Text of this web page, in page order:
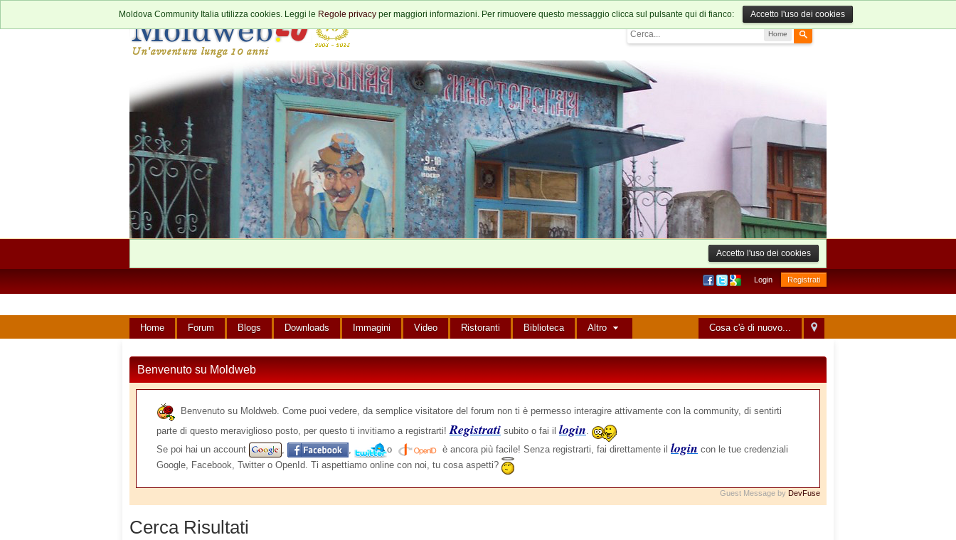
Home
Moldova Community Italia utilizza cookies. Leggi le Regole privacy per maggiori informazioni. Per rimuovere questo messaggio clicca sul pulsante qui di fianco: Accetto l'uso dei cookies
Accetto l'uso dei cookies
Login Registrati
Cosa c'è di nuovo...
Home Forum Blogs Downloads Immagini Video Ristoranti Biblioteca Altro
Benvenuto su Moldweb
Benvenuto su Moldweb. Come puoi vedere, da semplice visitatore del forum non ti è permesso interagire attivamente con la community, di sentirti
parte di questo meraviglioso posto, per questo ti invitiamo a registrarti!Registrati subito o fai il login.
Se poi hai un account
, , o è ancora più facile! Senza registrarti, fai direttamente il login con le tue credenziali
Google, Facebook, Twitter o OpenId. Ti aspettiamo online con noi, tu cosa aspetti?
Guest Message by DevFuse
Cerca Risultati